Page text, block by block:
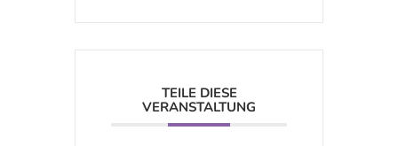
TEILE DIESE
VERANSTALTUNG